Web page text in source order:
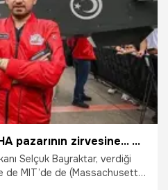
Garipçe Köyü'nden SİHA pazarının zirvesine... Selçuk Bayraktar'dan samimi açıklamalar: Robert Kolej’de de MIT’de de okudum, hala laz uşağıyım
Selçuk Bayraktar, verdiği
MIT’de de (Massachusetts